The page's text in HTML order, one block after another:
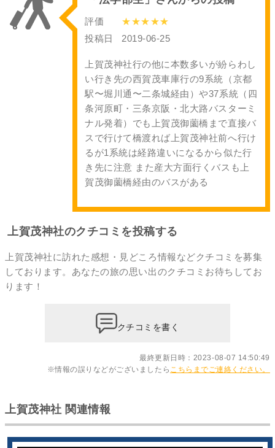
評価
★★★★★
投稿日
2019-06-25
上賀茂神社行の他に本数多いが紛らわし
い行き先の西賀茂車庫行の9系統（京都
駅〜堀川通〜二条城経由）や37系統（四
条河原町・三条京阪・北大路バスターミ
ナル発着）でも上賀茂御薗橋まで直接バ
スで行けて橋渡れば上賀茂神社前へ行け
るが1系統は経路違いになるから似た行
き先に注意 また産大方面行くバスも上
賀茂御薗橋経由のバスがある
上賀茂神社のクチコミを投稿する
上賀茂神社に訪れた感想・見どころ情報などクチコミを募集
しております。あなたの旅の思い出のクチコミ お待ちしてお
ります！
クチコミを書く
最終更新日時：2023-08-07 14:50:49
※情報の誤りなどがございましたら こちらまでご連絡ください。
上賀茂神社 関連情報